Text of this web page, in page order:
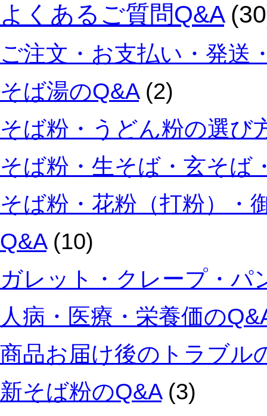
ば
文
と
技
製
を
磨
続
け
を
理
て
い
す。
は
よくあるご質問Q&A
ご注文・お支払い・発送
そば湯のQ&A(2)
そば粉・うどん粉の選び
そば粉・生そば・玄そば
そば粉・花粉（打粉）・
Q&A(10)
ガレット・クレープ・パ
人病・医療・栄養価の
商品お届け後のトラブル
新そば粉のQ&A(3)